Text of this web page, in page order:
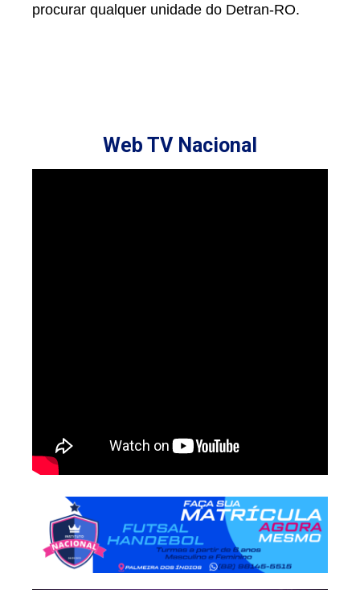
procurar qualquer unidade do Detran-RO.
Web TV Nacional